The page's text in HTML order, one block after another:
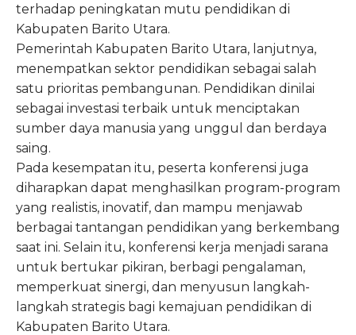
terhadap peningkatan mutu pendidikan di
Kabupaten Barito Utara.
Pemerintah Kabupaten Barito Utara, lanjutnya,
menempatkan sektor pendidikan sebagai salah
satu prioritas pembangunan. Pendidikan dinilai
sebagai investasi terbaik untuk menciptakan
sumber daya manusia yang unggul dan berdaya
saing.
Pada kesempatan itu, peserta konferensi juga
diharapkan dapat menghasilkan program-program
yang realistis, inovatif, dan mampu menjawab
berbagai tantangan pendidikan yang berkembang
saat ini. Selain itu, konferensi kerja menjadi sarana
untuk bertukar pikiran, berbagi pengalaman,
memperkuat sinergi, dan menyusun langkah-
langkah strategis bagi kemajuan pendidikan di
Kabupaten Barito Utara.